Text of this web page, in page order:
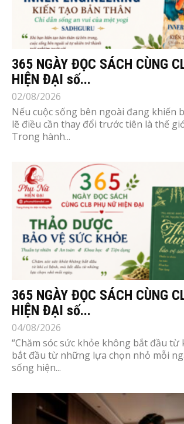
365 NGÀY ĐỌC SÁCH CÙNG
HIỆN ĐẠI số...
02/08/2026
Nếu cuộc sống bên ngoài đang khiến
lẽ điều cần thay đổi trước tiên là thế
Trong hành...
365 NGÀY ĐỌC SÁCH CÙNG
HIỆN ĐẠI số...
04/08/2026
“Chăm sóc sức khỏe không bắt đầu từ
bắt đầu từ những lựa chọn nhỏ mỗi
sống hiện...